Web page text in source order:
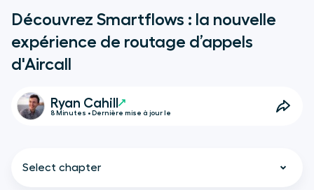
Découvrez Smartflows : la nouvelle
expérience de routage d’appels
d'Aircall
Ryan Cahill
8 Minutes • Dernière mise à jour le
Select chapter